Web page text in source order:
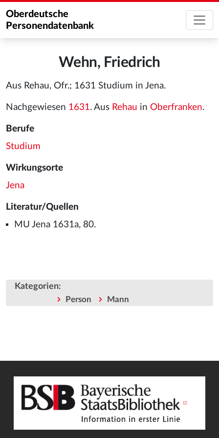
Oberdeutsche
Personendatenbank
Wehn, Friedrich
Aus Rehau, Ofr.; 1631 Studium in Jena.
Nachgewiesen 1631. Aus Rehau in Oberfranken.
Berufe
Studium
Wirkungsorte
Jena
Literatur/Quellen
MU Jena 1631a, 80.
Kategorien:
Person Mann